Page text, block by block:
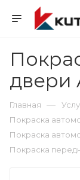
двери
Главная —
Покраска
Покраска
Покраска